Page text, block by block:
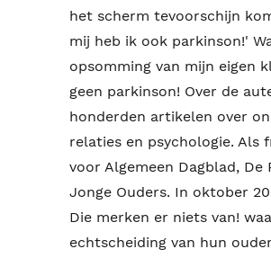
het scherm tevoorschijn
mij heb ik ook parkinson!'
opsomming van mijn eigen
geen parkinson! Over de
honderden artikelen over
relaties en psychologie. Als
voor Algemeen Dagblad, De
Jonge Ouders. In oktober
Die merken er niets van!
echtscheiding van hun